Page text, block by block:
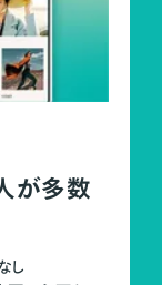
が多数
し